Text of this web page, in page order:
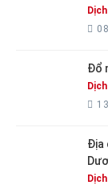
Đổ
Địa